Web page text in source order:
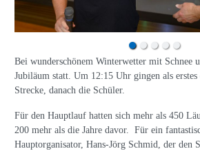
Bei wunderschönem Winterwetter mit Schnee
Jubiläum statt. Um 12:15 Uhr gingen als
Strecke, danach die Schüler.
Für den Hauptlauf hatten sich mehr als 450
200 mehr als die Jahre davor. Für ein
Hauptorganisator, Hans-Jörg Schmid, der den